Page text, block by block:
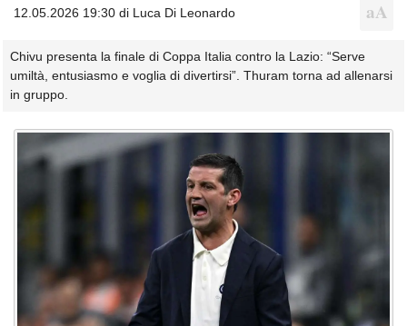
12.05.2026 19:30 di Luca Di Leonardo
Chivu presenta la finale di Coppa Italia contro la Lazio: “Serve
umiltà, entusiasmo e voglia di divertirsi”. Thuram torna ad allenarsi
in gruppo.